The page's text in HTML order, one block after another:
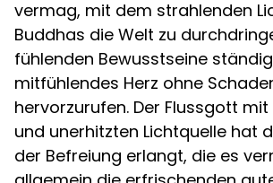
vermag, mit dem strahlenden
Buddhas die Welt zu
fühlenden Bewusstseine
mitfühlendes Herz ohne
hervorzurufen. Der Flussgott
und unerhitzten Lichtquelle hat
der Befreiung erlangt, die es